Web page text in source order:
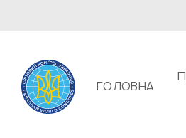
ГОЛОВНА